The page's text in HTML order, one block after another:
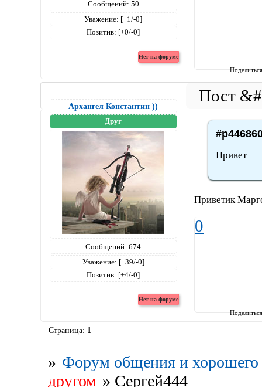
Сообщений: 50
Уважение: [+1/-0]
Позитив: [+0/-0]
Архангел Константин ))
Друг
Сообщений: 674
Уважение: [+39/-0]
Позитив: [+4/-0]
Привет
Приветик
0
Страница: 1
» Форум общения и хорошего
другом » Сергей444